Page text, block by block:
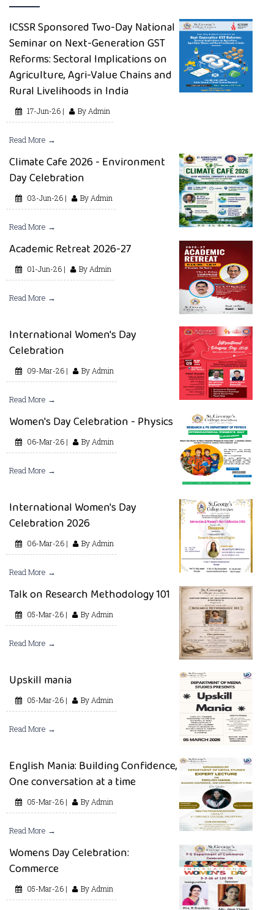
ICSSR Sponsored Two-Day National
Seminar on Next-Generation GST
Reforms: Sectoral Implications on
Agriculture, Agri-Value Chains and
Rural Livelihoods in India
17-Jun-26 | By Admin
Read More →
Climate Cafe 2026 - Environment
Day Celebration
03-Jun-26 | By Admin
Read More →
Academic Retreat 2026-27
01-Jun-26 | By Admin
Read More →
International Women's Day
Celebration
09-Mar-26 | By Admin
Read More →
Women's Day Celebration - Physics
06-Mar-26 | By Admin
Read More →
International Women's Day
Celebration 2026
06-Mar-26 | By Admin
Read More →
Talk on Research Methodology 101
05-Mar-26 | By Admin
Read More →
Upskill mania
05-Mar-26 | By Admin
Read More →
English Mania: Building Confidence,
One conversation at a time
05-Mar-26 | By Admin
Read More →
Womens Day Celebration:
Commerce
05-Mar-26 | By Admin